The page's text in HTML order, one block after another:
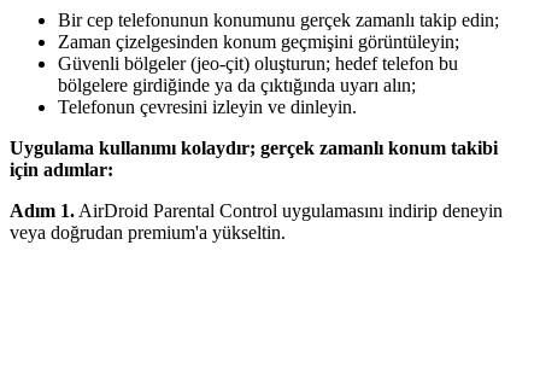
Bir cep telefonunun konumunu gerçek zamanlı takip edin;
Zaman çizelgesinden konum geçmişini görüntüleyin;
Güvenli bölgeler (jeo-çit) oluşturun; hedef telefon bu
bölgelere girdiğinde ya da çıktığında uyarı alın;
Telefonun çevresini izleyin ve dinleyin.
Uygulama kullanımı kolaydır; gerçek zamanlı konum takibi
için adımlar:
Adım 1.AirDroid Parental Control uygulamasını indirip deneyin
veya doğrudan premium'a yükseltin.